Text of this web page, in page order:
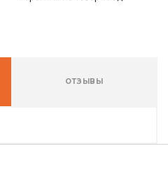
ОТЗЫВЫ